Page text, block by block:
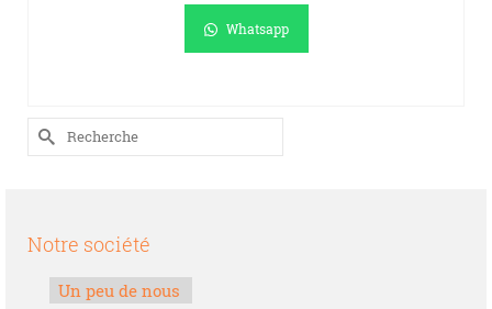
Whatsapp
Rechercher :
Notre société
Un peu de nous